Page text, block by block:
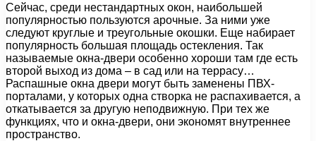
Сейчас, среди нестандартных окон, наибольшей
популярностью пользуются арочные. За ними уже
следуют круглые и треугольные окошки. Еще набирает
популярность большая площадь остекления. Так
называемые окна-двери особенно хороши там где есть
второй выход из дома – в сад или на террасу…
Распашные окна двери могут быть заменены ПВХ-
порталами, у которых одна створка не распахивается, а
откатывается за другую неподвижную. При тех же
функциях, что и окна-двери, они экономят внутреннее
пространство.